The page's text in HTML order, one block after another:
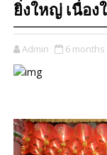
ยิ่งใหญ่ เนื่อง
Admin 6 months